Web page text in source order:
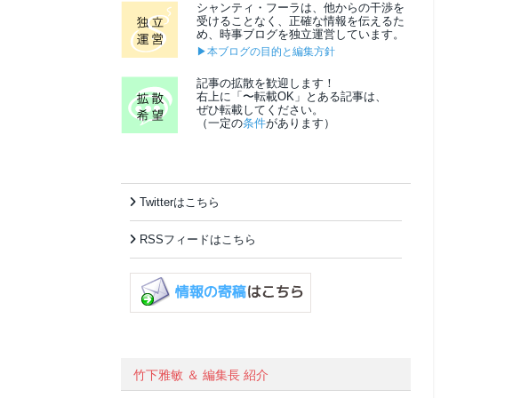
シャンティ・フーラは、他からの干渉を
受けることなく、正確な情報を伝えるた
め、時事ブログを独立運営しています。
▶本ブログの目的と編集方針
記事の拡散を歓迎します！
右上に「〜転載OK」とある記事は、
ぜひ転載してください。
（一定の条件があります）
Twitterはこちら
RSSフィードはこちら
竹下雅敏 ＆ 編集長 紹介